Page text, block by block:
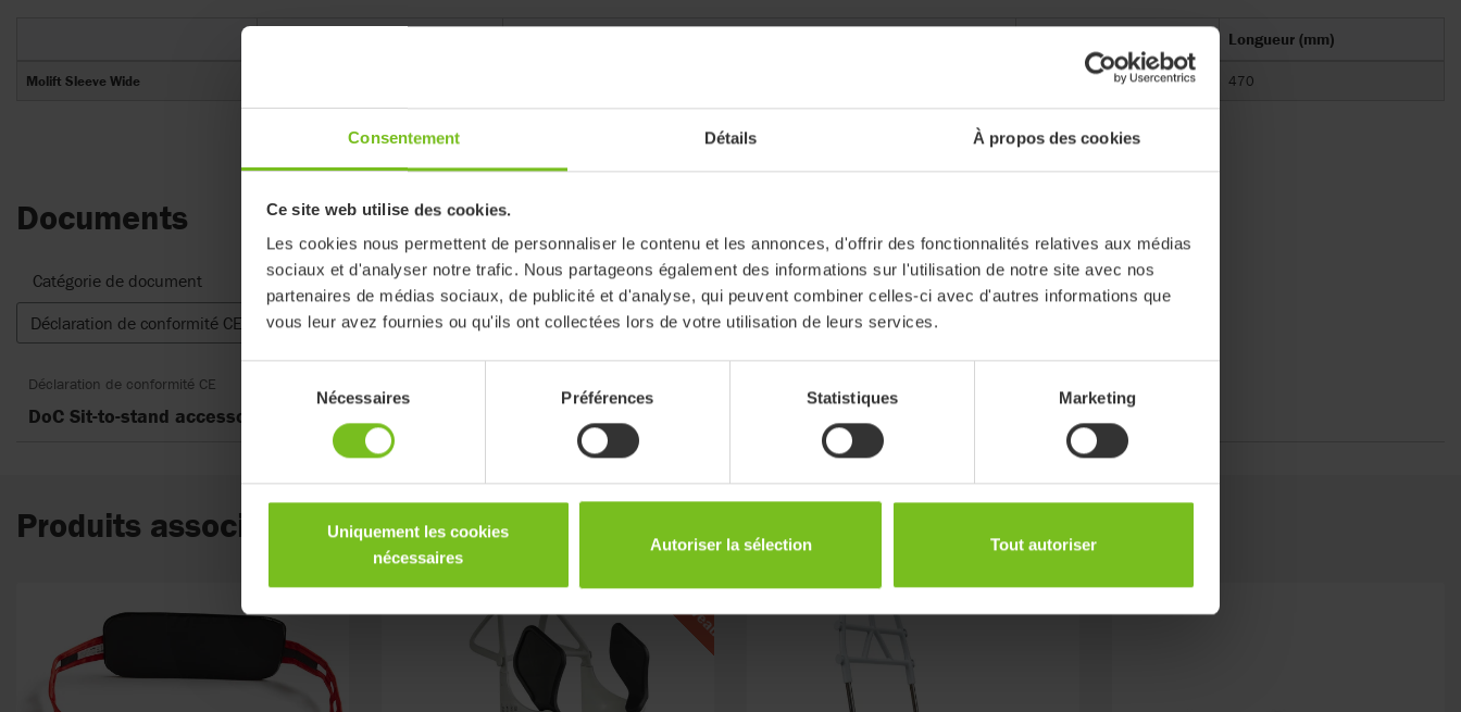
Consentement Détails À propos des cookies
Ce site web utilise des cookies.
Les cookies nous permettent de personnaliser le contenu et les annonces, d'offrir des fonctionnalités relatives aux médias
sociaux et d'analyser notre trafic. Nous partageons également des informations sur l'utilisation de notre site avec nos
partenaires de médias sociaux, de publicité et d'analyse, qui peuvent combiner celles-ci avec d'autres informations que
vous leur avez fournies ou qu'ils ont collectées lors de votre utilisation de leurs services.
consentement
Nécessaires Préférences Statistiques Marketing
Uniquement les cookies
nécessaires
Autoriser la sélection Tout autoriser
Longueur (mm)
Molift Sleeve Wide 470
Documents
Catégorie de document
Déclaration de conformité CE
Réinitialiser les filtres
Déclaration de conformité CE
DoC Sit-to-stand accessories Molift Assist, User Manual
Produits associés
Nouveau